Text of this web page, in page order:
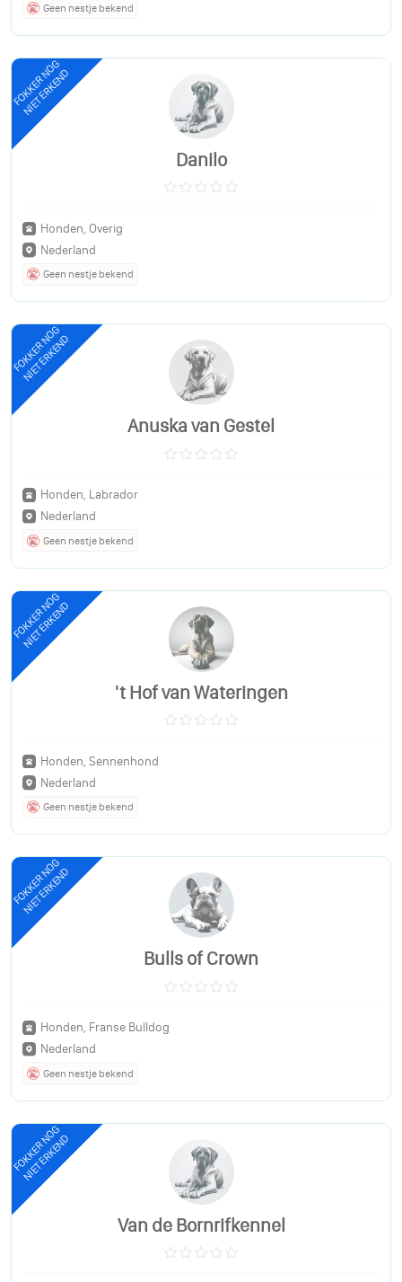
Geen nestje bekend
FOKKER NOG
NIET ERKEND
Danilo
Honden, Overig
Nederland
Geen nestje bekend
FOKKER NOG
NIET ERKEND
Anuska van Gestel
Honden, Labrador
Nederland
Geen nestje bekend
FOKKER NOG
NIET ERKEND
't Hof van Wateringen
Honden, Sennenhond
Nederland
Geen nestje bekend
FOKKER NOG
NIET ERKEND
Bulls of Crown
Honden, Franse Bulldog
Nederland
Geen nestje bekend
FOKKER NOG
NIET ERKEND
Van de Bornrifkennel